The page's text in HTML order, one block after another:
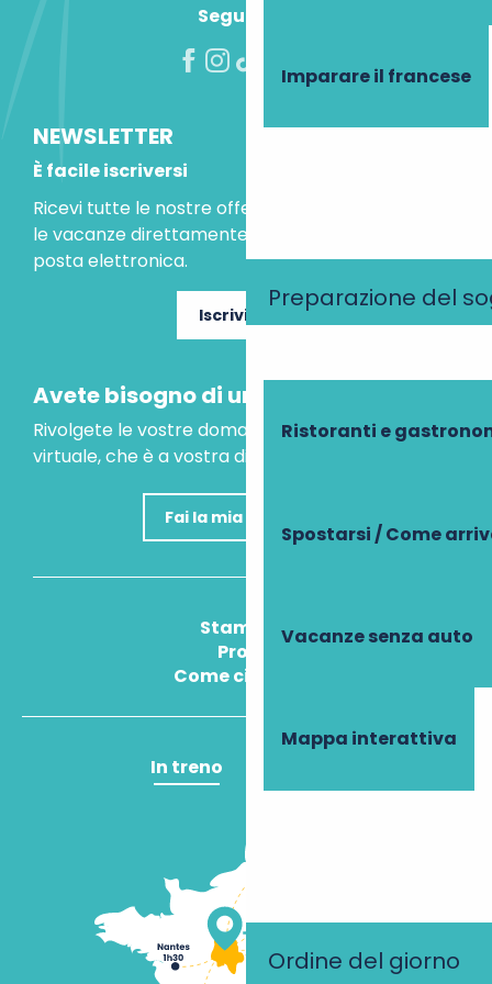
Imparare il francese
Preparazione del
Ristoranti e
Spostarsi / Come
Vacanze senza auto
Mappa interattiva
Ordine del giorno
Seguiteci!
NEWSLETTER
È facile iscriversi
Ricevi tutte le nostre offerte speciali e le idee per
le vacanze direttamente nella tua casella di
posta elettronica.
Iscriviti ora
Avete bisogno di un consiglio?
Rivolgete le vostre domande al nostro assistente
virtuale, che è a vostra disposizione per aiutarvi.
Fai la mia domanda
Stampa
Pros
Come ci arrivo?
In treno